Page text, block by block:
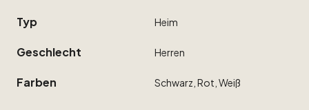
Typ Heim
Geschlecht Herren
Farben Schwarz, Rot, Weiß